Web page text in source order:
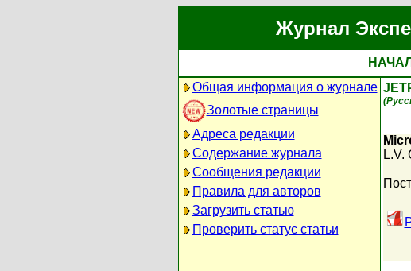
Журнал
Общая информация о журнале
Золотые страницы
Адреса редакции
Содержание журнала
Сообщения редакции
Правила для авторов
Загрузить статью
Проверить статус статьи
L.V.